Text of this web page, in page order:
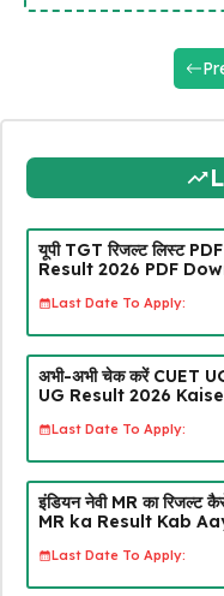
यूपी TGT रिजल्ट लिस्ट
Result 2026 PDF
Last Date To Apply:
अभी-अभी चेक करें CUET
UG Result 2026
Last Date To Apply:
इंडियन नेवी MR का
MR ka Result Kab
Last Date To Apply: